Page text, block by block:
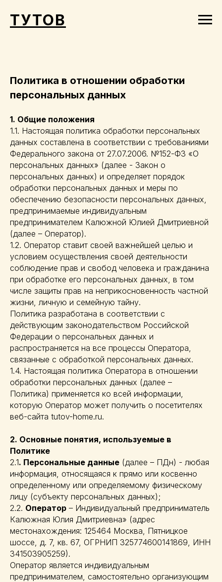
ТУТОВ
Политика в отношении обработки
персональных данных
1. Общие положения
1.1. Настоящая политика обработки персональных
данных составлена в соответствии с требованиями
Федерального закона от 27.07.2006. №152-ФЗ «О
персональных данных» (далее - Закон о
персональных данных) и определяет порядок
обработки персональных данных и меры по
обеспечению безопасности персональных данных,
предпринимаемые индивидуальным
предпринимателем Калюжной Юлией Дмитриевной
(далее – Оператор).
1.2. Оператор ставит своей важнейшей целью и
условием осуществления своей деятельности
соблюдение прав и свобод человека и гражданина
при обработке его персональных данных, в том
числе защиты прав на неприкосновенность частной
жизни, личную и семейную тайну.
Политика разработана в соответствии с
действующим законодательством Российской
Федерации о персональных данных и
распространяется на все процессы Оператора,
связанные с обработкой персональных данных.
1.4. Настоящая политика Оператора в отношении
обработки персональных данных (далее –
Политика) применяется ко всей информации,
которую Оператор может получить о посетителях
веб-сайта tutov-home.ru.
2. Основные понятия, используемые в
Политике
2.1. Персональные данные (далее – ПДн) - любая
информация, относящаяся к прямо или косвенно
определенному или определяемому физическому
лицу (субъекту персональных данных);
2.2. Оператор – Индивидуальный предприниматель
Калюжная Юлия Дмитриевна» (адрес
местонахождения: 125464 Москва, Пятницкое
шоссе, д. 7, кв. 67, ОГРНИП 325774600141869, ИНН
341503905259).
Оператор является индивидуальным
предпринимателем, самостоятельно организующим